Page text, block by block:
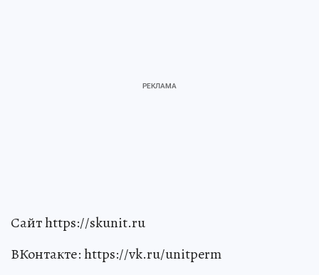
Сайт https://skunit.ru
ВКонтакте: https://vk.ru/unitperm